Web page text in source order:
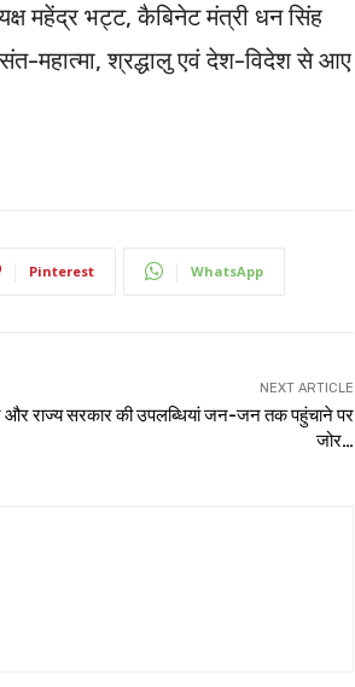
महेंद्र भट्ट, कैबिनेट मंत्री धन सिंह
संत-महात्मा, श्रद्धालु एवं देश-विदेश से आए
Pinterest WhatsApp
NEXT ARTICLE
राज्य सरकार की उपलब्धियां जन-जन तक पहुंचाने पर
जोर…